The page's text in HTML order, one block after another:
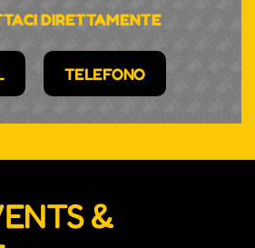
DIRETTAMENTE
TELEFONO
&